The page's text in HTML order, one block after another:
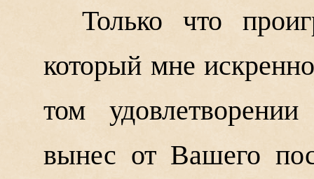
Только что
который мне
том
вынес от Вашего